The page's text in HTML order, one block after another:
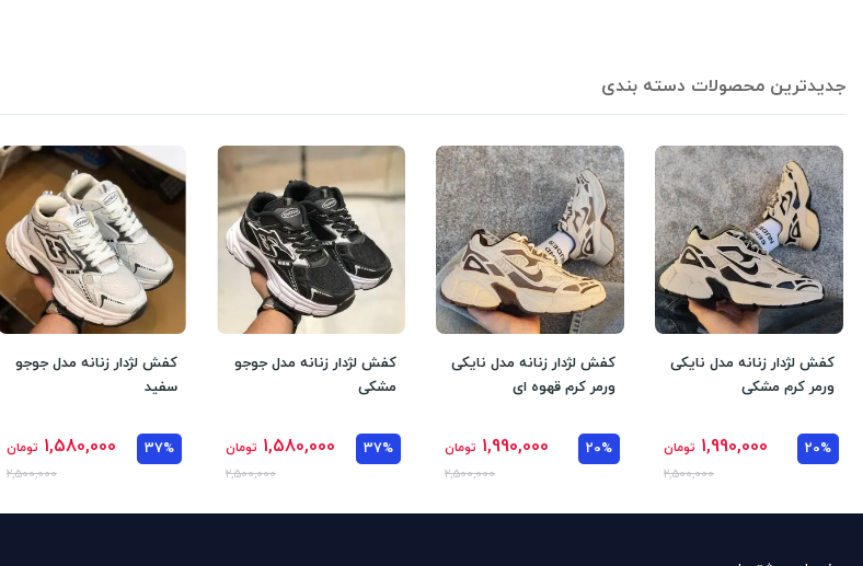
جدیدترین محصولات دسته بندی
کفش لژدار زنانه مدل نایکی
ورمر کرم مشکی
20%
1,990,000 تومان
2,500,000
کفش لژدار زنانه مدل نایکی
ورمر کرم قهوه ای
20%
1,990,000 تومان
2,500,000
کفش لژدار زنانه مدل جوجو
مشکی
37%
1,580,000 تومان
2,500,000
کفش لژدار زنانه مدل جوجو
سفید
37%
1,580,000 تومان
2,500,000